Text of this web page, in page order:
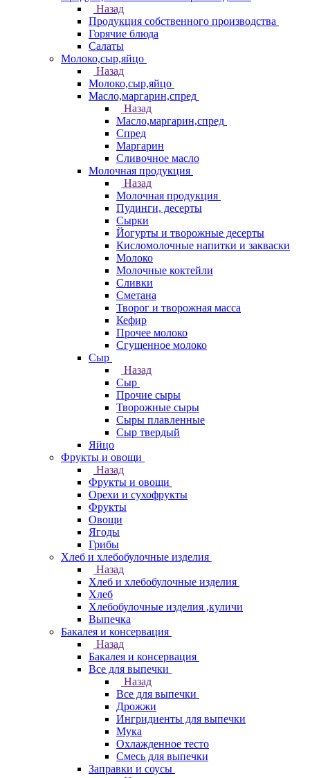
Назад
Продукция собственного производства
Горячие блюда
Салаты
Молоко,сыр,яйцо
Назад
Молоко,сыр,яйцо
Масло,маргарин,спред
Назад
Масло,маргарин,спред
Спред
Маргарин
Сливочное масло
Молочная продукция
Назад
Молочная продукция
Пудинги, десерты
Сырки
Йогурты и творожные десерты
Кисломолочные напитки и закваски
Молоко
Молочные коктейли
Сливки
Сметана
Творог и творожная масса
Кефир
Прочее молоко
Сгущенное молоко
Сыр
Назад
Сыр
Прочие сыры
Творожные сыры
Сыры плавленные
Сыр твердый
Яйцо
Фрукты и овощи
Назад
Фрукты и овощи
Орехи и сухофрукты
Фрукты
Овощи
Ягоды
Грибы
Хлеб и хлебобулочные изделия
Назад
Хлеб и хлебобулочные изделия
Хлеб
Хлебобулочные изделия ,куличи
Выпечка
Бакалея и консервация
Назад
Бакалея и консервация
Все для выпечки
Назад
Все для выпечки
Дрожжи
Ингридиенты для выпечки
Мука
Охлажденное тесто
Смесь для выпечки
Заправки и соусы